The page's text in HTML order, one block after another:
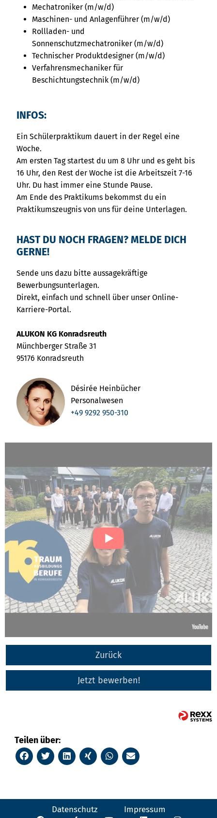
Mechatroniker (m/w/d)
Maschinen- und Anlagenführer (m/w/d)
Rollladen- und
Sonnenschutzmechatroniker (m/w/d)
Technischer Produktdesigner (m/w/d)
Verfahrensmechaniker für
Beschichtungstechnik (m/w/d)
INFOS:
Ein Schülerpraktikum dauert in der Regel eine
Woche.
Am ersten Tag startest du um 8 Uhr und es geht bis
16 Uhr, den Rest der Woche ist die Arbeitszeit 7-16
Uhr. Du hast immer eine Stunde Pause.
Am Ende des Praktikums bekommst du ein
Praktikumszeugnis von uns für deine Unterlagen.
HAST DU NOCH FRAGEN? MELDE DICH
GERNE!
Sende uns dazu bitte aussagekräftige
Bewerbungsunterlagen.
Direkt, einfach und schnell über unser Online-
Karriere-Portal.
ALUKON KG Konradsreuth
Münchberger Straße 31
95176 Konradsreuth
Désirée Heinbücher
Personalwesen
+49 9292 950-310
Zurück
Jetzt bewerben!
Teilen über:
Datenschutz Impressum